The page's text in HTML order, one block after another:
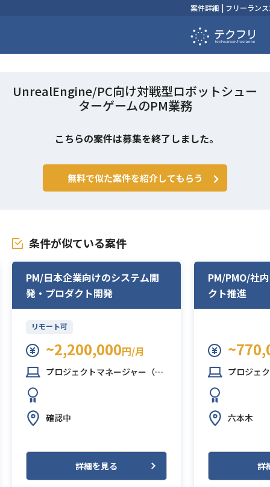
案件詳細 | フリーラン
UnrealEngine/PC向け対戦型ロボットシュー
ターゲームのPM業務
こちらの案件は募集を終了しました。
無料で似た案件を紹介してもらう
条件が似ている案件
PM/日本企業向けのシステム開
発・プロダクト開発
リモート可
~2,200,000円/月
プロジェクトマネージャー（PM）
確認中
詳細を見る
PM/PMO/社
クト推進
プロジェクトマ
六本木
詳